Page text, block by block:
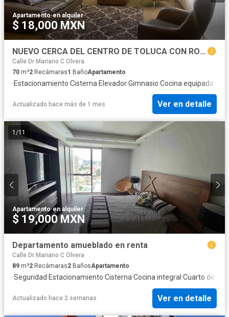
Apartamento·en alquiler
$ 18,000 MXN
NUEVO CERCA DEL CENTRO DE TOLUCA CON ROOF GARDEN Y GIMNACIO
Calle Dr Mariano C Olvera
70 m²2 Recámaras1 BañoApartamento
·Estacionamiento·Cisterna·Elevador·Gimnasio·Cocina equipada
Actualizado hace más de 1 mes Ver en detalle
1 /11
Apartamento·en alquiler
$ 19,000 MXN
Departamento amueblado en renta
Calle Dr Mariano C Olvera
89 m²2 Recámaras2 BañosApartamento
·Seguridad·Estacionamiento·Cisterna·Cocina integral ·Cuarto de
Actualizado hace 2 semanas Ver en detalle